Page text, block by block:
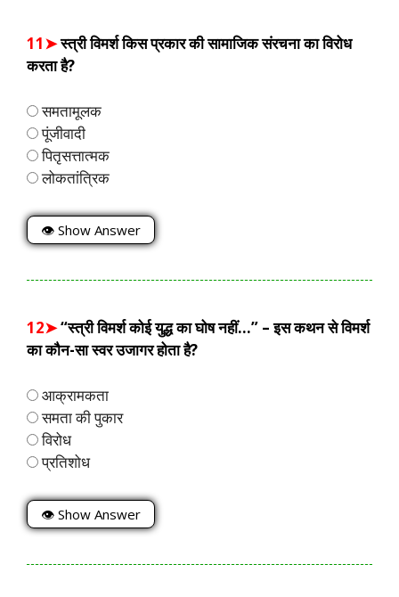
11➤स्त्री विमर्श किस प्रकार की सामाजिक संरचना का विरोध
करता है?
समतामूलक
पूंजीवादी
पितृसत्तात्मक
लोकतांत्रिक
👁 Show Answer
12➤“स्त्री विमर्श कोई युद्ध का घोष नहीं…” – इस कथन से विमर्श
का कौन-सा स्वर उजागर होता है?
आक्रामकता
समता की पुकार
विरोध
प्रतिशोध
👁 Show Answer